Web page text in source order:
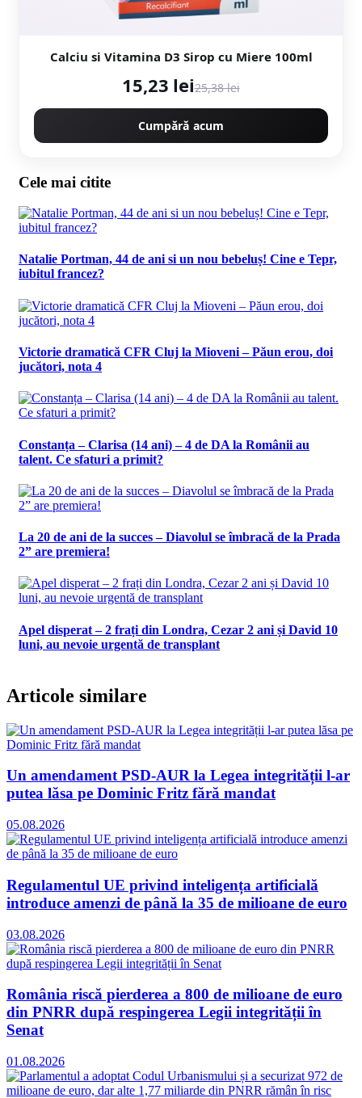
Calciu si Vitamina D3 Sirop cu Miere 100ml
15,23 lei25,38 lei
Cumpără acum
Cele mai citite
Natalie Portman, 44 de ani si un nou bebeluș! Cine e Tepr,
iubitul francez?
Victorie dramatică CFR Cluj la Mioveni – Păun erou, doi
jucători, nota 4
Constanța – Clarisa (14 ani) – 4 de DA la Românii au
talent. Ce sfaturi a primit?
La 20 de ani de la succes – Diavolul se îmbracă de la Prada
2” are premiera!
Apel disperat – 2 frați din Londra, Cezar 2 ani și David 10
luni, au nevoie urgentă de transplant
Articole similare
Un amendament PSD-AUR la Legea integrității l-ar
putea lăsa pe Dominic Fritz fără mandat
05.08.2026
Regulamentul UE privind inteligența artificială
introduce amenzi de până la 35 de milioane de euro
03.08.2026
România riscă pierderea a 800 de milioane de euro
din PNRR după respingerea Legii integrității în
Senat
01.08.2026